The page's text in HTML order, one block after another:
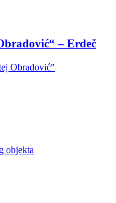
– Erdeč
Obradović"
objekta